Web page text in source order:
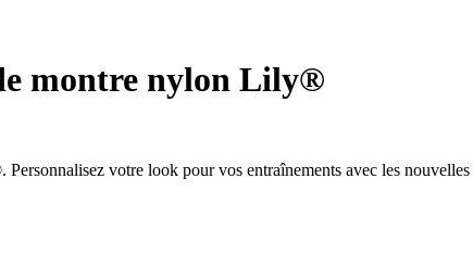
montre nylon Lily®
votre look pour vos entraînements avec les